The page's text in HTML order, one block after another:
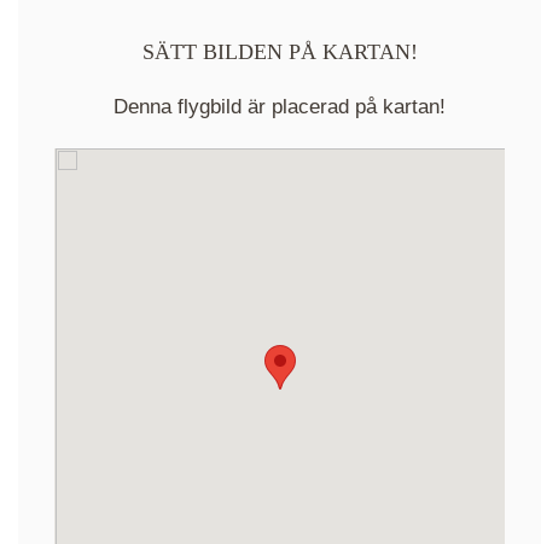
SÄTT BILDEN PÅ KARTAN!
Denna flygbild är placerad på kartan!